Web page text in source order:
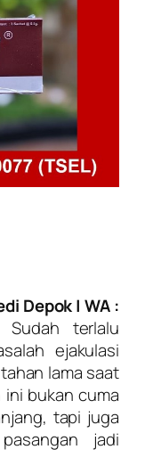
Depok | WA :
Sudah terlalu
ejakulasi
lama saat
bukan cuma
tapi juga
jadi